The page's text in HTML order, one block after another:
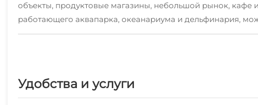
объекты, продуктовые магазины, небольшой рынок, кафе
работающего аквапарка, океанариума и дельфинария,
комфортного отдыха. На территории 2 хорошо
территории нашего гостевого дома для удобства наших
возврата составляет 50% от предоплаты. При отмене
Удобства и услуги